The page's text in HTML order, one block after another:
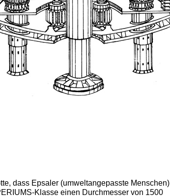
dass Epsaler (umweltangepasste Menschen)
Klasse einen Durchmesser von 1500